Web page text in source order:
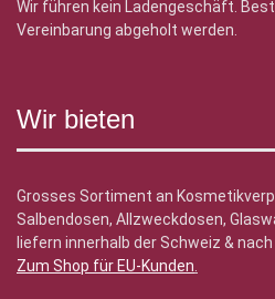
Wir führen kein Ladengeschäft.
Vereinbarung abgeholt werden.
Wir bieten
Grosses Sortiment an
Salbendosen, Allzweckdosen,
liefern innerhalb der Schweiz &
Zum Shop für EU-Kunden.